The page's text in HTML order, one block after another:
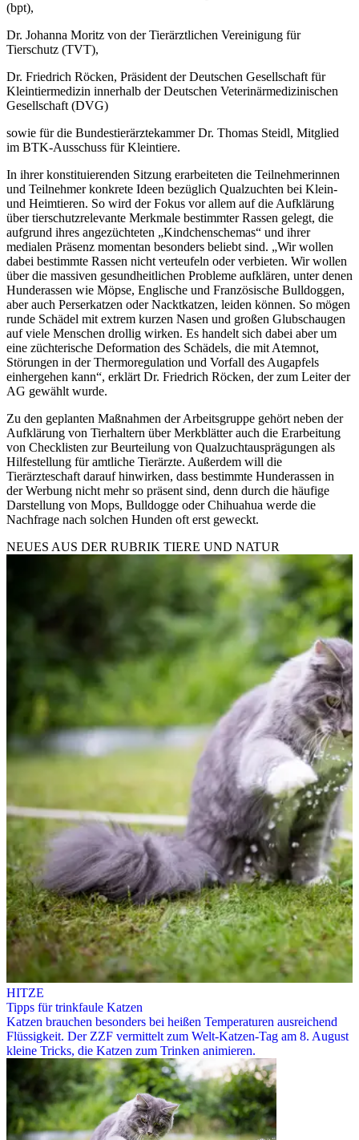
(bpt),
Dr. Johanna Moritz von der Tierärztlichen Vereinigung für
Tierschutz (TVT),
Dr. Friedrich Röcken, Präsident der Deutschen Gesellschaft für
Kleintiermedizin innerhalb der Deutschen Veterinärmedizinischen
Gesellschaft (DVG)
sowie für die Bundestierärztekammer Dr. Thomas Steidl, Mitglied
im BTK‐Ausschuss für Kleintiere.
In ihrer konstituierenden Sitzung erarbeiteten die Teilnehmerinnen
und Teilnehmer konkrete Ideen bezüglich Qualzuchten bei Klein‐
und Heimtieren. So wird der Fokus vor allem auf die Aufklärung
über tierschutzrelevante Merkmale bestimmter Rassen gelegt, die
aufgrund ihres angezüchteten „Kindchenschemas“ und ihrer
medialen Präsenz momentan besonders beliebt sind. „Wir wollen
dabei bestimmte Rassen nicht verteufeln oder verbieten. Wir wollen
über die massiven gesundheitlichen Probleme aufklären, unter denen
Hunderassen wie Möpse, Englische und Französische Bulldoggen,
aber auch Perserkatzen oder Nacktkatzen, leiden können. So mögen
runde Schädel mit extrem kurzen Nasen und großen Glubschaugen
auf viele Menschen drollig wirken. Es handelt sich dabei aber um
eine züchterische Deformation des Schädels, die mit Atemnot,
Störungen in der Thermoregulation und Vorfall des Augapfels
einhergehen kann“, erklärt Dr. Friedrich Röcken, der zum Leiter der
AG gewählt wurde.
Zu den geplanten Maßnahmen der Arbeitsgruppe gehört neben der
Aufklärung von Tierhaltern über Merkblätter auch die Erarbeitung
von Checklisten zur Beurteilung von Qualzuchtausprägungen als
Hilfestellung für amtliche Tierärzte. Außerdem will die
Tierärzteschaft darauf hinwirken, dass bestimmte Hunderassen in
der Werbung nicht mehr so präsent sind, denn durch die häufige
Darstellung von Mops, Bulldogge oder Chihuahua werde die
Nachfrage nach solchen Hunden oft erst geweckt.
NEUES AUS DER RUBRIK TIERE UND NATUR
HITZE
Tipps für trinkfaule Katzen
Katzen brauchen besonders bei heißen Temperaturen ausreichend
Flüssigkeit. Der ZZF vermittelt zum Welt-Katzen-Tag am 8. August
kleine Tricks, die Katzen zum Trinken animieren.